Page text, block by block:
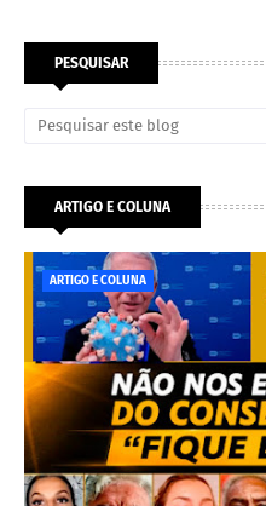
PESQUISAR
ARTIGO E COLUNA
ARTIGO E COLUNA